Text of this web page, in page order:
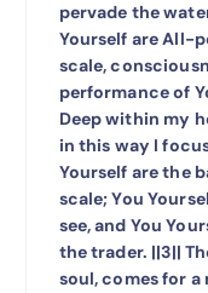
pervade the
Yourself are All-
scale,
performance of
Deep within my
in this way I
Yourself are the
scale; You
see, and You
the trader. ||3||
soul, comes for a